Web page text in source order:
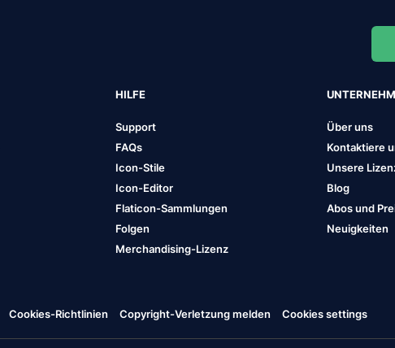
HILFE
Support
FAQs
Icon-Stile
Icon-Editor
Flaticon-Sammlungen
Folgen
Merchandising-Lizenz
Über uns
Kontaktiere
Unsere
Blog
Abos und
Neuigkeiten
Cookies-Richtlinien Copyright-Verletzung melden Cookies settings